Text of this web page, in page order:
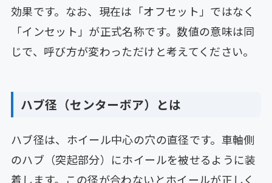
効果です。なお、現在は「オフセット」ではなく
「インセット」が正式名称です。数値の意味は同
じで、呼び方が変わっただけと考えてください。
ハブ径（センターボア）とは
ハブ径は、ホイール中心の穴の直径です。車軸側
のハブ（突起部分）にホイールを被せるように装
着します。この径が合わないとホイールが正しく